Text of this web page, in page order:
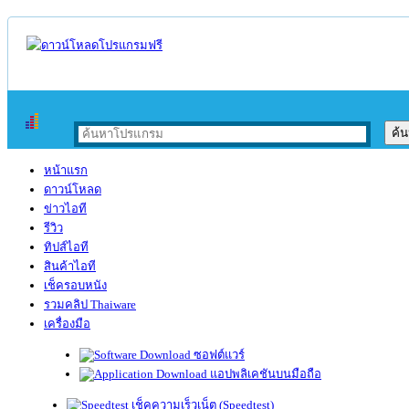
หน้าแรก
ดาวน์โหลด
ข่าวไอที
รีวิว
ทิปส์ไอที
สินค้าไอที
เช็ครอบหนัง
รวมคลิป Thaiware
เครื่องมือ
ซอฟต์แวร์
แอปพลิเคชันบนมือถือ
เช็คความเร็วเน็ต (Speedtest)